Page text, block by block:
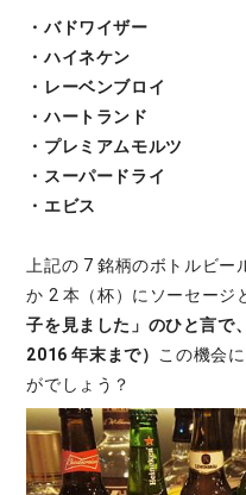
・バドワイザー
・ハイネケン
・レーベンブロイ
・ハートランド
・プレミアムモルツ
・スーパードライ
・エビス
上記の 7 銘柄のボトルビー
か 2 本（杯）にソーセージ
子を見ました」のひと言で
2016 年末まで） この機会
がでしょう？